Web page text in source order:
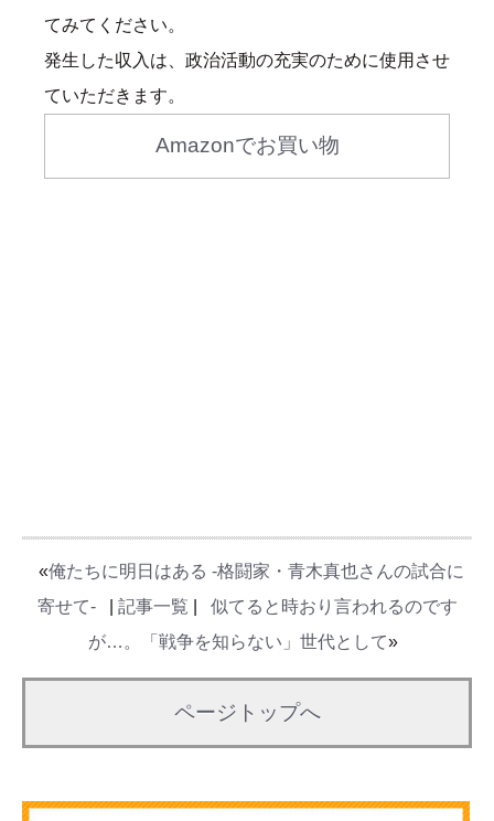
てみてください。
発生した収入は、政治活動の充実のために使用させ
ていただきます。
Amazonでお買い物
«俺たちに明日はある -格闘家・青木真也さんの試合に
寄せて-
記事一覧
似てると時おり言われるのです
が…。「戦争を知らない」世代として»
ページトップへ